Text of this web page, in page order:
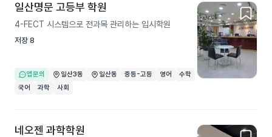
일산명문 고등부 학원
4-FECT 시스템으로 전과목 관리하는 입시학원
저장 8
앱문의 일산3동 일산동 중등-고등 영어
수학
국어
과학 사회
네오젠 과학학원